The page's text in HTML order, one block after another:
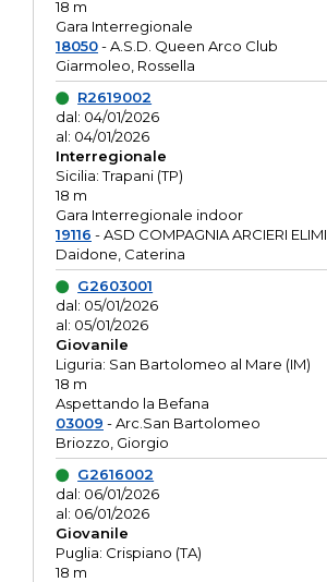
18 m
Gara Interregionale
18050- A.S.D. Queen Arco Club
Giarmoleo, Rossella
R2619002
dal: 04/01/2026
al: 04/01/2026
Interregionale
Sicilia: Trapani (TP)
18 m
Gara Interregionale indoor
19116 - ASD COMPAGNIA ARCIERI ELIMI
Daidone, Caterina
G2603001
dal: 05/01/2026
al: 05/01/2026
Giovanile
Liguria: San Bartolomeo al Mare (IM)
18 m
Aspettando la Befana
03009 - Arc.San Bartolomeo
Briozzo, Giorgio
G2616002
dal: 06/01/2026
al: 06/01/2026
Giovanile
Puglia: Crispiano (TA)
18 m